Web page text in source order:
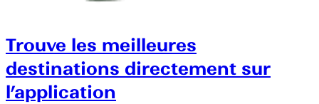
Trouve les meilleures
destinations directement sur
l’application